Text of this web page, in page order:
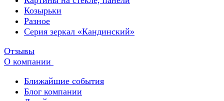
Козырьки
Разное
Серия зеркал «Кандинский»
Отзывы
О компании
Ближайшие события
Блог компании